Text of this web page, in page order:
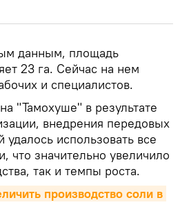
данным, площадь
23 га. Сейчас на нем
и специалистов.
"Тамохуше" в результате
внедрения передовых
удалось использовать все
значительно увеличило
так и темпы роста.
производство соли в